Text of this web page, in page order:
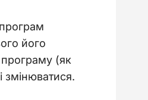
його
(як
змінюватися.